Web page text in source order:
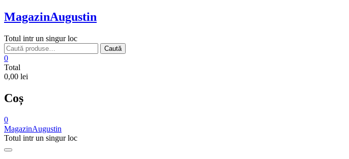
Skip
to
MagazinAugustin
Totul intr un singur loc
Caută
după:
Caută
0
Total
0,00 lei
Coș
0
MagazinAugustin
Totul intr un singur loc